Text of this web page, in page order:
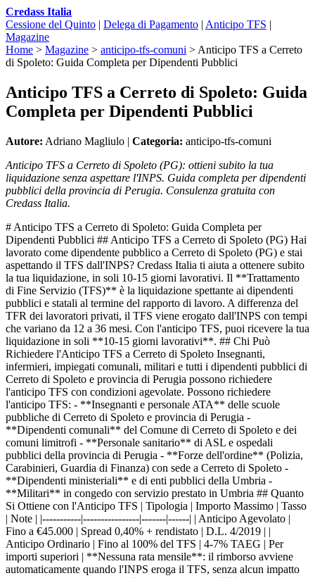
Credass Italia
Cessione del Quinto | Delega di Pagamento | Anticipo TFS |
Magazine
Home > Magazine > anticipo-tfs-comuni > Anticipo TFS a Cerreto
di Spoleto: Guida Completa per Dipendenti Pubblici
Anticipo TFS a Cerreto di Spoleto: Guida
Completa per Dipendenti Pubblici
Autore: Adriano Magliulo | Categoria: anticipo-tfs-comuni
Anticipo TFS a Cerreto di Spoleto (PG): ottieni subito la tua
liquidazione senza aspettare l'INPS. Guida completa per dipendenti
pubblici della provincia di Perugia. Consulenza gratuita con
Credass Italia.
# Anticipo TFS a Cerreto di Spoleto: Guida Completa per
Dipendenti Pubblici ## Anticipo TFS a Cerreto di Spoleto (PG) Hai
lavorato come dipendente pubblico a Cerreto di Spoleto (PG) e stai
aspettando il TFS dall'INPS? Credass Italia ti aiuta a ottenere subito
la tua liquidazione, in soli 10-15 giorni lavorativi. Il **Trattamento
di Fine Servizio (TFS)** è la liquidazione spettante ai dipendenti
pubblici e statali al termine del rapporto di lavoro. A differenza del
TFR dei lavoratori privati, il TFS viene erogato dall'INPS con tempi
che variano da 12 a 36 mesi. Con l'anticipo TFS, puoi ricevere la tua
liquidazione in soli **10-15 giorni lavorativi**. ## Chi Può
Richiedere l'Anticipo TFS a Cerreto di Spoleto Insegnanti,
infermieri, impiegati comunali, militari e tutti i dipendenti pubblici di
Cerreto di Spoleto e provincia di Perugia possono richiedere
l'anticipo TFS con condizioni agevolate. Possono richiedere
l'anticipo TFS: - **Insegnanti e personale ATA** delle scuole
pubbliche di Cerreto di Spoleto e provincia di Perugia -
**Dipendenti comunali** del Comune di Cerreto di Spoleto e dei
comuni limitrofi - **Personale sanitario** di ASL e ospedali
pubblici della provincia di Perugia - **Forze dell'ordine** (Polizia,
Carabinieri, Guardia di Finanza) con sede a Cerreto di Spoleto -
**Dipendenti ministeriali** e di enti pubblici della Umbria -
**Militari** in congedo con servizio prestato in Umbria ## Quanto
Si Ottiene con l'Anticipo TFS | Tipologia | Importo Massimo | Tasso
| Note | |-----------|----------------|-------|------| | Anticipo Agevolato |
Fino a €45.000 | Spread 0,40% + rendistato | D.L. 4/2019 | |
Anticipo Ordinario | Fino al 100% del TFS | 4-7% TAEG | Per
importi superiori | **Nessuna rata mensile**: il rimborso avviene
automaticamente quando l'INPS eroga il TFS, senza alcun impatto